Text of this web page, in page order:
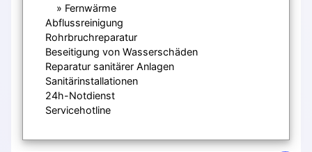
Fernwärme
Abflussreinigung
Rohrbruchreparatur
Beseitigung von Wasserschäden
Reparatur sanitärer Anlagen
Sanitärinstallationen
24h-Notdienst
Servicehotline